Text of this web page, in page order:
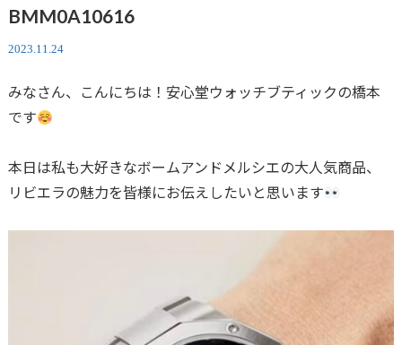
BMM0A10616
2023.11.24
みなさん、こんにちは！安心堂ウォッチブティックの橋本
です
本日は私も大好きなボームアンドメルシエの大人気商品、
リビエラの魅力を皆様にお伝えしたいと思います